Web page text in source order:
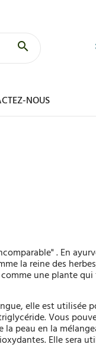
NOUS
. En
la reine des
une plante
elle est utilisée
Vous
peau en la
Elle sera